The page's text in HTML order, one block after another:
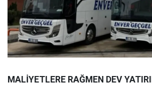
MALİYETLERE RAĞMEN DEV